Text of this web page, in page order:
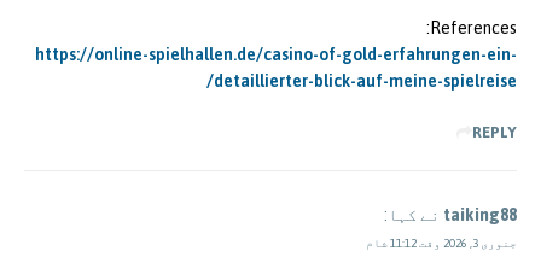
References:
https://online-spielhallen.de/casino-of-gold-erfahrungen-ein-
detaillierter-blick-auf-meine-spielreise/
REPLY
taiking88 نے کہا:
جنوری 3, 2026 وقت 11:12 شام